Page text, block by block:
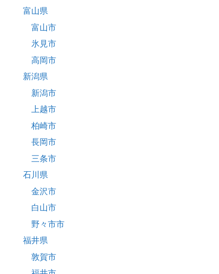
富山県
富山市
氷見市
高岡市
新潟県
新潟市
上越市
柏崎市
長岡市
三条市
石川県
金沢市
白山市
野々市市
福井県
敦賀市